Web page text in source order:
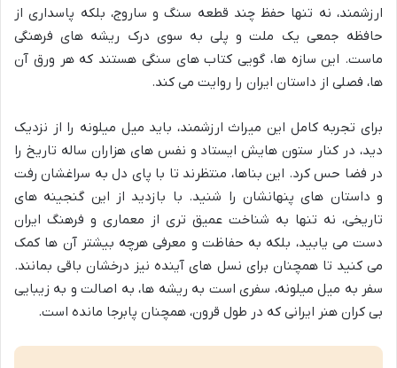
ارزشمند، نه تنها حفظ چند قطعه سنگ و ساروج، بلکه پاسداری از
حافظه جمعی یک ملت و پلی به سوی درک ریشه های فرهنگی
ماست. این سازه ها، گویی کتاب های سنگی هستند که هر ورق آن
ها، فصلی از داستان ایران را روایت می کند.
برای تجربه کامل این میراث ارزشمند، باید میل میلونه را از نزدیک
دید، در کنار ستون هایش ایستاد و نفس های هزاران ساله تاریخ را
در فضا حس کرد. این بناها، منتظرند تا با پای دل به سراغشان رفت
و داستان های پنهانشان را شنید. با بازدید از این گنجینه های
تاریخی، نه تنها به شناخت عمیق تری از معماری و فرهنگ ایران
دست می یابید، بلکه به حفاظت و معرفی هرچه بیشتر آن ها کمک
می کنید تا همچنان برای نسل های آینده نیز درخشان باقی بمانند.
سفر به میل میلونه، سفری است به ریشه ها، به اصالت و به زیبایی
بی کران هنر ایرانی که در طول قرون، همچنان پابرجا مانده است.